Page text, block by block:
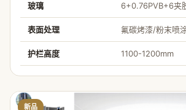
玻璃 6+0.76PVB+6夹
表面处理 氟碳烤漆/粉末喷
护栏高度 1100-1200mm
新品